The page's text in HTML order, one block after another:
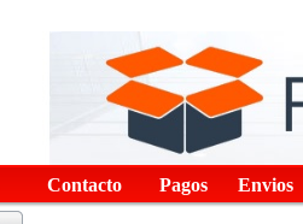
Contacto Pagos
Envios